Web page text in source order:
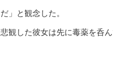
だ」と観念した。
悲観した彼女は先に毒薬を呑ん